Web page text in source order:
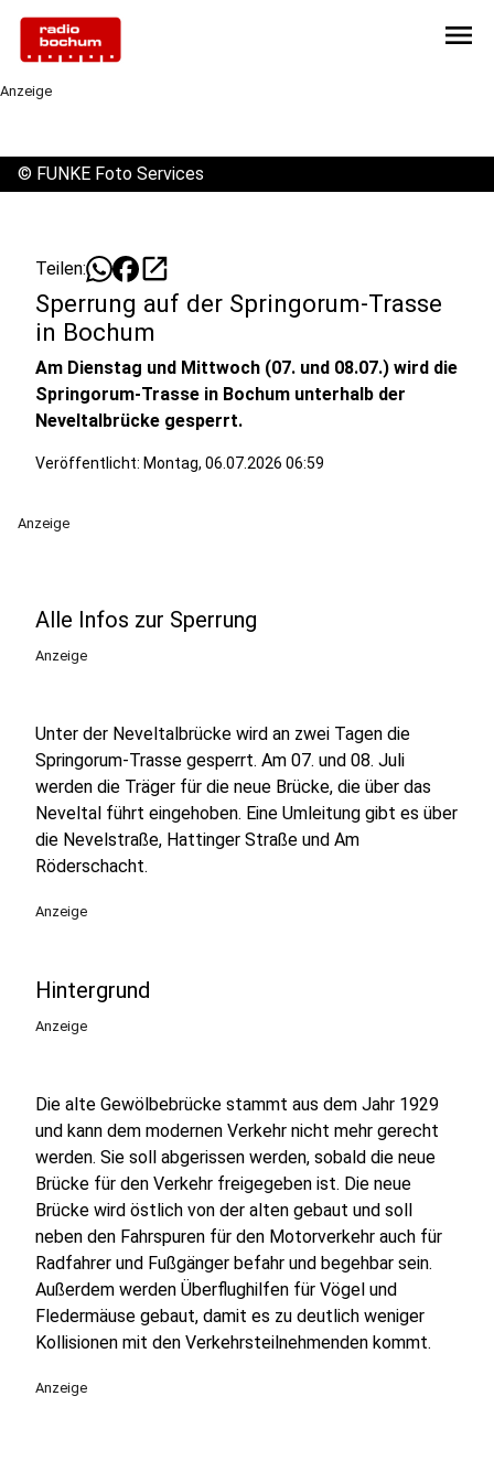
menu
Anzeige
© FUNKE Foto Services
Teilen: open_in_new
Sperrung auf der Springorum-Trasse
in Bochum
Am Dienstag und Mittwoch (07. und 08.07.) wird die
Springorum-Trasse in Bochum unterhalb der
Neveltalbrücke gesperrt.
Veröffentlicht: Montag, 06.07.2026 06:59
Anzeige
Alle Infos zur Sperrung
Anzeige
Unter der Neveltalbrücke wird an zwei Tagen die
Springorum-Trasse gesperrt. Am 07. und 08. Juli
werden die Träger für die neue Brücke, die über das
Neveltal führt eingehoben. Eine Umleitung gibt es über
die Nevelstraße, Hattinger Straße und Am
Röderschacht.
Anzeige
Hintergrund
Anzeige
Die alte Gewölbebrücke stammt aus dem Jahr 1929
und kann dem modernen Verkehr nicht mehr gerecht
werden. Sie soll abgerissen werden, sobald die neue
Brücke für den Verkehr freigegeben ist. Die neue
Brücke wird östlich von der alten gebaut und soll
neben den Fahrspuren für den Motorverkehr auch für
Radfahrer und Fußgänger befahr und begehbar sein.
Außerdem werden Überflughilfen für Vögel und
Fledermäuse gebaut, damit es zu deutlich weniger
Kollisionen mit den Verkehrsteilnehmenden kommt.
Anzeige